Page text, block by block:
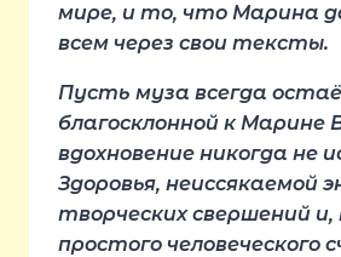
мире, и то, что Марина
всем через свои тексты.
Пусть муза всегда
благосклонной к Марине
вдохновение никогда не
Здоровья, неиссякаемой
творческих свершений и,
простого человеческого